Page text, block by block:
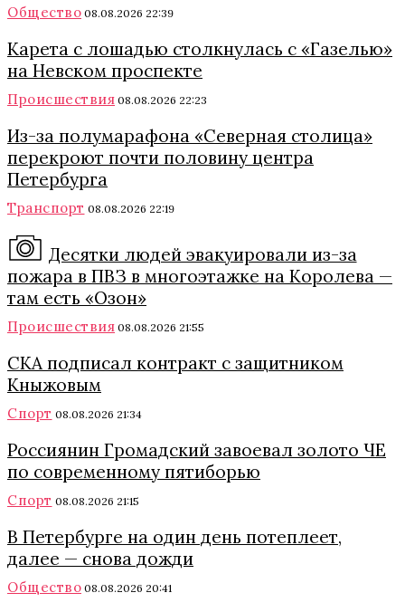
Общество 08.08.2026 22:39
Карета с лошадью столкнулась с «Газелью»
на Невском проспекте
Происшествия 08.08.2026 22:23
Из-за полумарафона «Северная столица»
перекроют почти половину центра
Петербурга
Транспорт 08.08.2026 22:19
Десятки людей эвакуировали из-за
пожара в ПВЗ в многоэтажке на Королева —
там есть «Озон»
Происшествия 08.08.2026 21:55
СКА подписал контракт с защитником
Кныжовым
Спорт 08.08.2026 21:34
Россиянин Громадский завоевал золото ЧЕ
по современному пятиборью
Спорт 08.08.2026 21:15
В Петербурге на один день потеплеет,
далее — снова дожди
Общество 08.08.2026 20:41